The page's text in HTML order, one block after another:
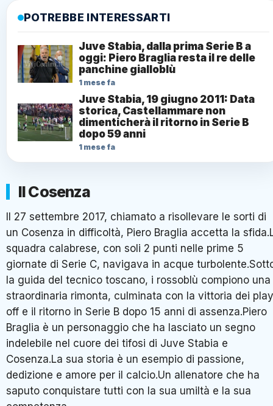
POTREBBE INTERESSARTI
Juve Stabia, dalla prima Serie B a
oggi: Piero Braglia resta il re delle
panchine gialloblù
1 mese fa
Juve Stabia, 19 giugno 2011: Data
storica, Castellammare non
dimenticherà il ritorno in Serie B
dopo 59 anni
1 mese fa
Il Cosenza
Il 27 settembre 2017, chiamato a risollevare le sorti di
un Cosenza in difficoltà, Piero Braglia accetta la
squadra calabrese, con soli 2 punti nelle prime 5
giornate di Serie C, navigava in acque
la guida del tecnico toscano, i rossoblù compiono una
straordinaria rimonta, culminata con la vittoria dei
off e il ritorno in Serie B dopo 15 anni di assenza.Piero
Braglia è un personaggio che ha lasciato un segno
indelebile nel cuore dei tifosi di Juve Stabia e
Cosenza.La sua storia è un esempio di passione,
dedizione e amore per il calcio.Un allenatore che ha
saputo conquistare tutti con la sua umiltà e la sua